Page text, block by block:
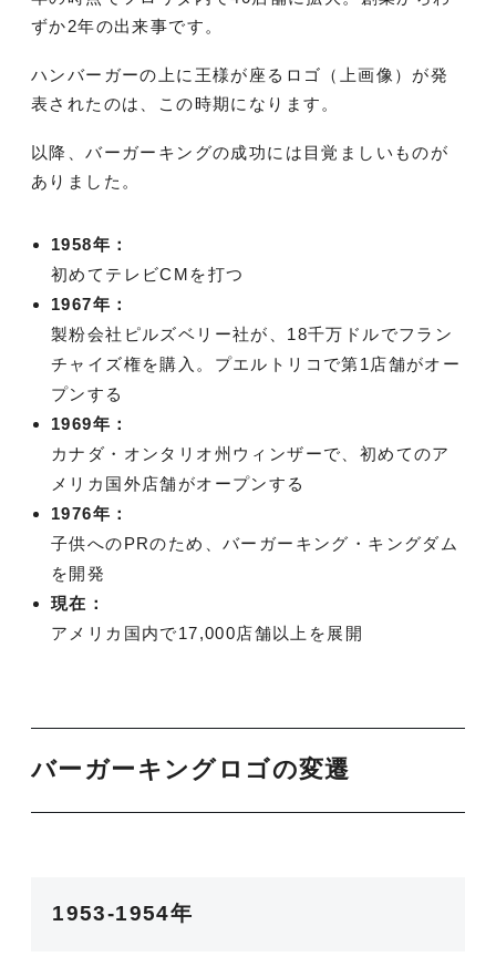
ずか2年の出来事です。
ハンバーガーの上に王様が座るロゴ（上画像）が発
表されたのは、この時期になります。
以降、バーガーキングの成功には目覚ましいものが
ありました。
1958年：
初めてテレビCMを打つ
1967年：
製粉会社ピルズベリー社が、18千万ドルでフラン
チャイズ権を購入。プエルトリコで第1店舗がオー
プンする
1969年：
カナダ・オンタリオ州ウィンザーで、初めてのア
メリカ国外店舗がオープンする
1976年：
子供へのPRのため、バーガーキング・キングダム
を開発
現在：
アメリカ国内で17,000店舗以上を展開
バーガーキングロゴの変遷
1953-1954年